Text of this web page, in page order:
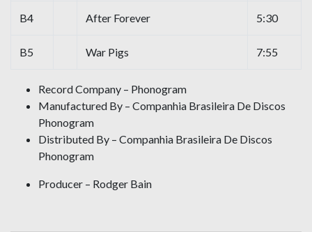
B4 After Forever 5:30
B5 War Pigs 7:55
Record Company – Phonogram
Manufactured By – Companhia Brasileira De Discos
Phonogram
Distributed By – Companhia Brasileira De Discos
Phonogram
Producer – Rodger Bain